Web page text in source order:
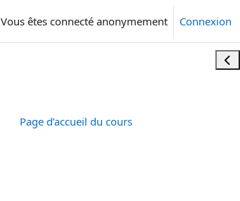
Vous êtes connecté anonymement Connexion
Page d’accueil du cours